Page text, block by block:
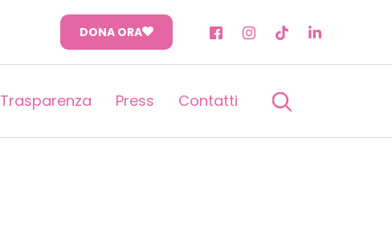
DONA ORA
Trasparenza Press Contatti